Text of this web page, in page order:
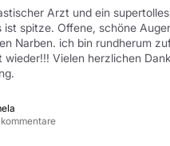
Arzt und ein
ist spitze. Offene, schöne
Narben. ich bin rundherum
wieder!!! Vielen herzlichen